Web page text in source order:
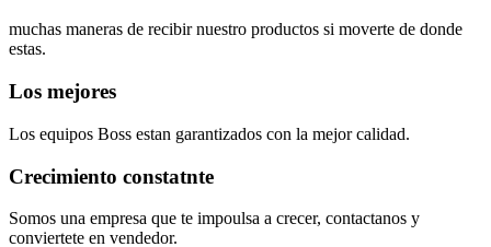
muchas maneras de recibir nuestro productos si moverte de donde
estas.
Los mejores
Los equipos Boss estan garantizados con la mejor calidad.
Crecimiento constatnte
Somos una empresa que te impoulsa a crecer, contactanos y
conviertete en vendedor.